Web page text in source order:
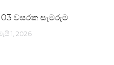
වසරක සැමරුම
1, 2026